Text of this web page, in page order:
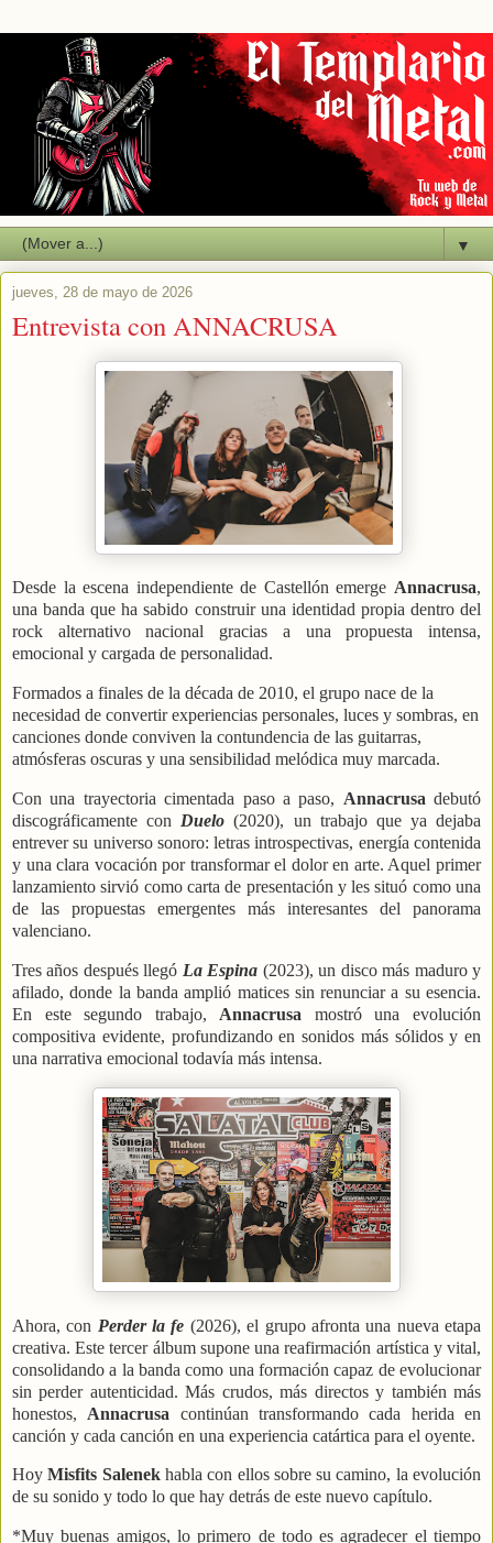
▼
jueves, 28 de mayo de 2026
Entrevista con ANNACRUSA
Desde la escena independiente de Castellón emerge Annacrusa,
una banda que ha sabido construir una identidad propia dentro del
rock alternativo nacional gracias a una propuesta intensa,
emocional y cargada de personalidad.
Formados a finales de la década de 2010, el grupo nace de la
necesidad de convertir experiencias personales, luces y sombras, en
canciones donde conviven la contundencia de las guitarras,
atmósferas oscuras y una sensibilidad melódica muy marcada.
Con una trayectoria cimentada paso a paso, Annacrusa debutó
discográficamente con Duelo(2020), un trabajo que ya dejaba
entrever su universo sonoro: letras introspectivas, energía contenida
y una clara vocación por transformar el dolor en arte. Aquel primer
lanzamiento sirvió como carta de presentación y les situó como una
de las propuestas emergentes más interesantes del panorama
valenciano.
Tres años después llegó La Espina (2023), un disco más maduro y
afilado, donde la banda amplió matices sin renunciar a su esencia.
En este segundo trabajo, Annacrusa mostró una evolución
compositiva evidente, profundizando en sonidos más sólidos y en
una narrativa emocional todavía más intensa.
Ahora, con Perder la fe (2026), el grupo afronta una nueva etapa
creativa. Este tercer álbum supone una reafirmación artística y vital,
consolidando a la banda como una formación capaz de evolucionar
sin perder autenticidad. Más crudos, más directos y también más
honestos, Annacrusa continúan transformando cada herida en
canción y cada canción en una experiencia catártica para el oyente.
HoyMisfits Salenek habla con ellos sobre su camino, la evolución
de su sonido y todo lo que hay detrás de este nuevo capítulo.
*Muy buenas amigos, lo primero de todo es agradecer el tiempo